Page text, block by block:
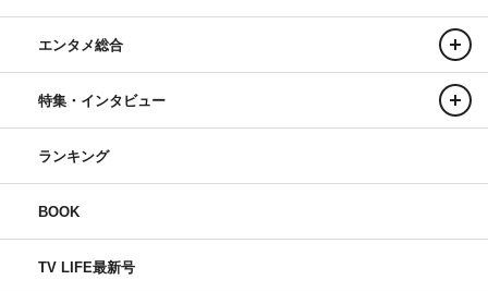
エンタメ総合
特集・インタビュー
ランキング
BOOK
TV LIFE最新号